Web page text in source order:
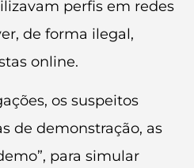
perfis em redes
de forma ilegal,
online.
os suspeitos
de demonstração, as
para simular